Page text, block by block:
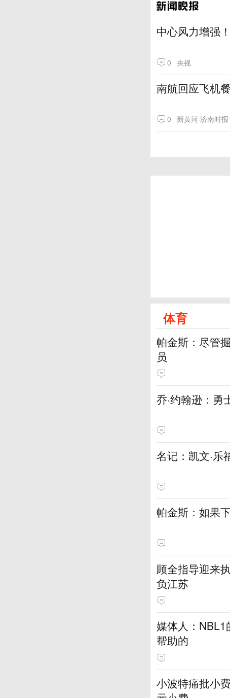
中心风力增强
0 央视
南航回应飞机
0 新黄河·济南时报
体育
帕金斯：尽管
员
乔·约翰逊：勇
名记：凯文·乐
帕金斯：如果
顾全指导迎来
负江苏
媒体人：
帮助的
小波特痛批小